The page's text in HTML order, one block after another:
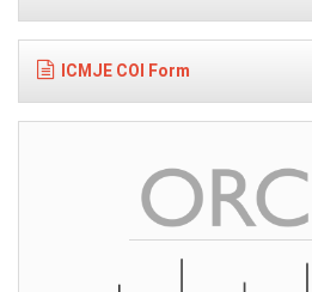
ICMJE COI Form